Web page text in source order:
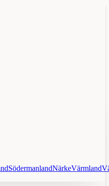
SödermanlandNärkeVärmland